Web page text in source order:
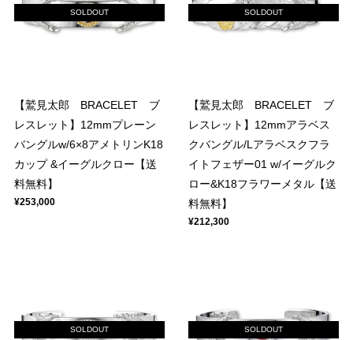
SOLDOUT
【鷲見太郎 BRACELET ブ
レスレット】12mmプレーン
バングルw/6×8アメトリンK18
カップ &イーグルクロー【送
料無料】
¥253,000
SOLDOUT
【鷲見太郎 BRACELET ブ
レスレット】12mmアラベス
クバングル/Lアラベスクフラ
イトフェザー01 w/イーグルク
ロー&K18フラワーメタル【送
料無料】
¥212,300
SOLDOUT SOLDOUT